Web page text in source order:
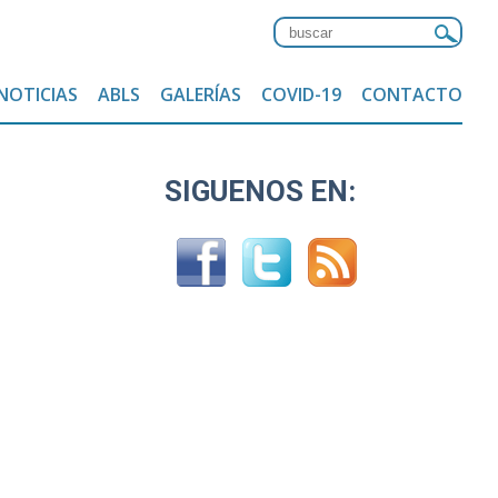
ABLS GALERÍAS COVID-19 CONTACTO
SIGUENOS EN: